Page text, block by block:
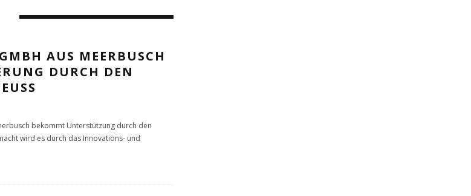
AUS MEERBUSCH
DURCH DEN
bekommt Unterstützung durch den
wird es durch das Innovations- und